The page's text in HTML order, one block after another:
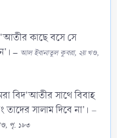
কাছে বসে সে
– আল ইবানাতুল কুবরা, ২য় খণ্ড,
বিদ'আতীর সাথে বিবাহ
সালাম দিবে না'। –
পৃ. ১৮৩